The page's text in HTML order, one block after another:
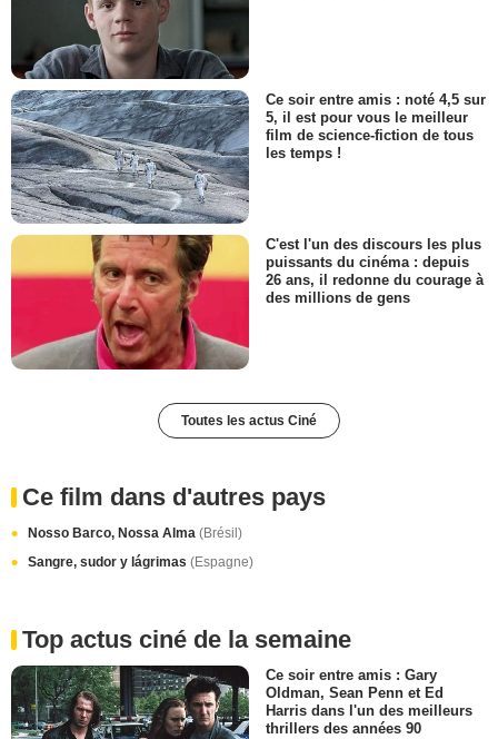
Ce soir entre amis : noté 4,5 sur
5, il est pour vous le meilleur
film de science-fiction de tous
les temps !
C'est l'un des discours les plus
puissants du cinéma : depuis
26 ans, il redonne du courage à
des millions de gens
Toutes les actus Ciné
Ce film dans d'autres pays
Nosso Barco, Nossa Alma (Brésil)
Sangre, sudor y lágrimas (Espagne)
Top actus ciné de la semaine
Ce soir entre amis : Gary
Oldman, Sean Penn et Ed
Harris dans l'un des meilleurs
thrillers des années 90